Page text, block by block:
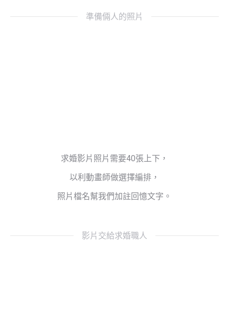
準備倆人的照片
求婚影片照片需要40張上下，
以利動畫師做選擇編排，
照片檔名幫我們加註回憶文字。
影片交給求婚職人